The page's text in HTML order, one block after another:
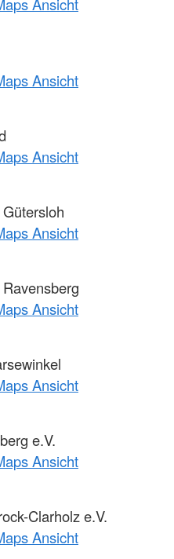
Ansicht
Ansicht
Ansicht
Ansicht
Ansicht
e.V.
Ansicht
Clarholz e.V.
Ansicht